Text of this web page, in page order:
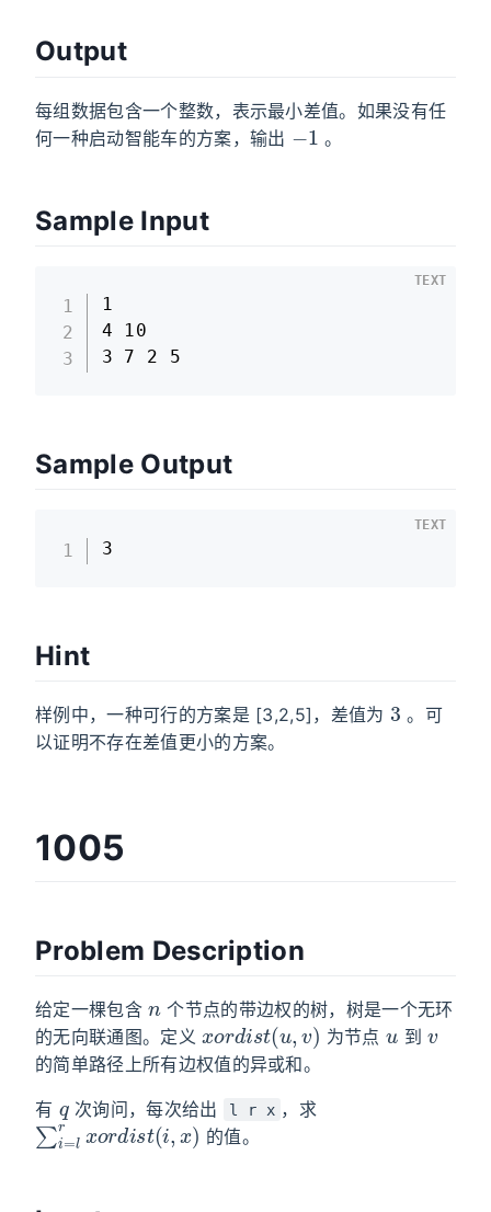
Output
每组数据包含一个整数，表示最小差值。如果没有任
何一种启动智能车的方案，输出
−1
。
Sample Input
1
4 10
3 7 2 5
TEXT
Sample Output
3
TEXT
Hint
样例中，一种可行的方案是 [3,2,5]，差值为
。可
以证明不存在差值更小的方案。
1005
Problem Description
给定一棵包含
个节点的带边权的树，树是一个无环
的无向联通图。定义
xordist(u,v)
为节点
u
到
v
的简单路径上所有边权值的异或和。
有 次询问，每次给出 l r x ，求
∑i =l rxordi st(i,x)
的值。